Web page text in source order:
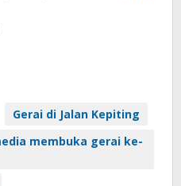
Gerai di Jalan Kepiting
membuka gerai ke-